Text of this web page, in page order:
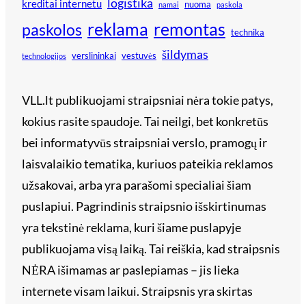
kreditai internetu namai nuoma paskola
paskolos reklama remontas technika
technologijos verslininkai vestuvės šildymas
VLL.lt publikuojami straipsniai nėra tokie patys,
kokius rasite spaudoje. Tai neilgi, bet konkretūs
bei informatyvūs straipsniai verslo, pramogų ir
laisvalaikio tematika, kuriuos pateikia reklamos
užsakovai, arba yra parašomi specialiai šiam
puslapiui. Pagrindinis straipsnio išskirtinumas
yra tekstinė reklama, kuri šiame puslapyje
publikuojama visą laiką. Tai reiškia, kad straipsnis
NĖRA išimamas ar paslepiamas – jis lieka
internete visam laikui. Straipsnis yra skirtas